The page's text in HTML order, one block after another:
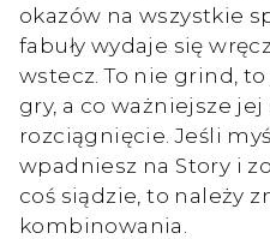
okazów na wszystkie
fabuły wydaje się
wstecz. To nie grind,
gry, a co ważniejsze
rozciągnięcie. Jeśli
wpadniesz na Story i
coś siądzie, to należy
kombinowania.